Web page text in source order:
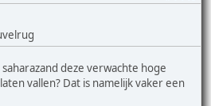
deze verwachte hoge
vallen? Dat is namelijk vaker een